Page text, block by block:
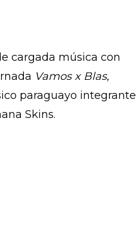
cargada música con
Vamos x Blas,
paraguayo integrante
Skins.